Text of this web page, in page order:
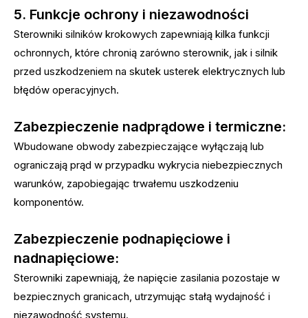
5. Funkcje ochrony i niezawodności
Sterowniki silników krokowych zapewniają kilka funkcji
ochronnych, które chronią zarówno sterownik, jak i silnik
przed uszkodzeniem na skutek usterek elektrycznych lub
błędów operacyjnych.
Zabezpieczenie nadprądowe i termiczne:
Wbudowane obwody zabezpieczające wyłączają lub
ograniczają prąd w przypadku wykrycia niebezpiecznych
warunków, zapobiegając trwałemu uszkodzeniu
komponentów.
Zabezpieczenie podnapięciowe i
nadnapięciowe:
Sterowniki zapewniają, że napięcie zasilania pozostaje w
bezpiecznych granicach, utrzymując stałą wydajność i
niezawodność systemu.